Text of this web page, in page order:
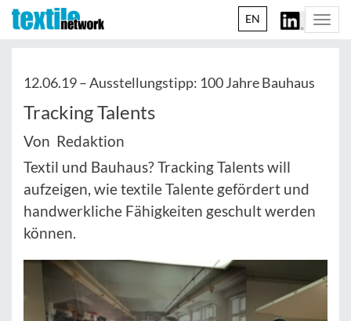
EN
12.06.19 –Ausstellungstipp: 100 Jahre Bauhaus
Tracking Talents
Von Redaktion
Textil und Bauhaus? Tracking Talents will
aufzeigen, wie textile Talente gefördert und
handwerkliche Fähigkeiten geschult werden
können.